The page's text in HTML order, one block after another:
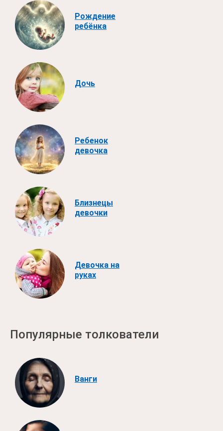
Рождение
ребёнка
Дочь
Ребенок
девочка
Близнецы
девочки
Девочка на
руках
Популярные толкователи
Ванги